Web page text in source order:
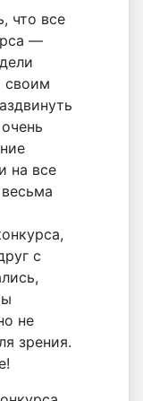
что все
—
на все
с
не
зрения.